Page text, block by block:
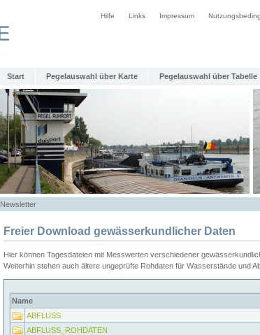
Hilfe Links Impressum
Start Pegelauswahl über Karte Pegelauswahl über Tabelle
Newsletter
Freier Download gewässerkundlicher Daten
Hier können Tagesdateien mit Messwerten verschiedener
Weiterhin stehen auch ältere ungeprüfte Rohdaten für Wasserstände und
Name
ABFLUSS
ABFLUSS_ROHDATEN